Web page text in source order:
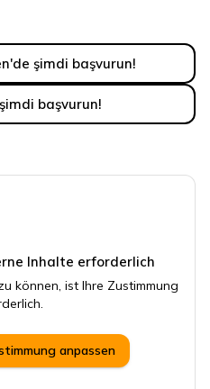
şimdi başvurun!
başvurun!
Inhalte erforderlich
können, ist Ihre Zustimmung
anpassen